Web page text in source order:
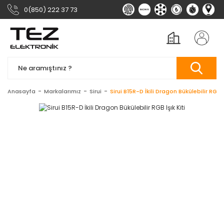
0(850) 222 37 73
Anasayfa Markalarımız Sirui Sirui B15R-D İkili Dragon Bükülebilir RGB